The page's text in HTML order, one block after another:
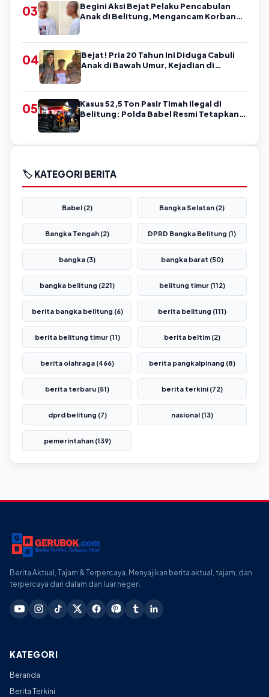
03
Begini Aksi Bejat Pelaku Pencabulan
Anak di Belitung, Mengancam Korban
04
Bejat! Pria 20 Tahun Ini Diduga Cabuli
Anak di Bawah Umur, Kejadian di
05
Kasus 52,5 Ton Pasir Timah Ilegal di
Belitung: Polda Babel Resmi Tetapkan 4
🏷️ KATEGORI BERITA
Babel (2) Bangka Selatan (2)
Bangka Tengah (2) DPRD Bangka Belitung (1)
bangka (3) bangka barat (50)
bangka belitung (221) belitung timur (112)
berita bangka belitung (6) berita belitung (111)
berita belitung timur (11) berita beltim (2)
berita olahraga (466) berita pangkalpinang (8)
berita terbaru (51) berita terkini (72)
dprd belitung (7) nasional (13)
pemerintahan (139)
Berita Aktual, Tajam & Terpercaya. Menyajikan berita aktual, tajam, dan
terpercaya dari dalam dan luar negeri.
KATEGORI
Beranda
Berita Terkini